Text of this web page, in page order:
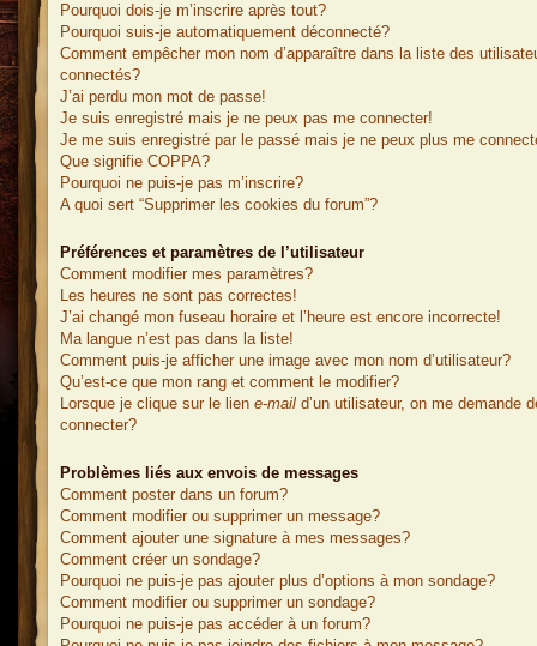
Pourquoi dois-je m’inscrire après tout?
Pourquoi suis-je automatiquement déconnecté?
Comment empêcher mon nom d’apparaître dans la liste des
connectés?
J’ai perdu mon mot de passe!
Je suis enregistré mais je ne peux pas me connecter!
Je me suis enregistré par le passé mais je ne peux plus me
Que signifie COPPA?
Pourquoi ne puis-je pas m’inscrire?
A quoi sert “Supprimer les cookies du forum”?
Préférences et paramètres de l’utilisateur
Comment modifier mes paramètres?
Les heures ne sont pas correctes!
J’ai changé mon fuseau horaire et l’heure est encore incorrecte!
Ma langue n’est pas dans la liste!
Comment puis-je afficher une image avec mon nom d’utilisateur?
Qu’est-ce que mon rang et comment le modifier?
Lorsque je clique sur le lien e-mail d’un utilisateur, on me demande
connecter?
Problèmes liés aux envois de messages
Comment poster dans un forum?
Comment modifier ou supprimer un message?
Comment ajouter une signature à mes messages?
Comment créer un sondage?
Pourquoi ne puis-je pas ajouter plus d’options à mon sondage?
Comment modifier ou supprimer un sondage?
Pourquoi ne puis-je pas accéder à un forum?